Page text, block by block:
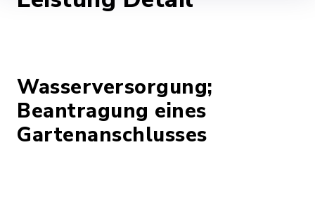
Wasserversorgung;
Beantragung eines
Gartenanschlusses